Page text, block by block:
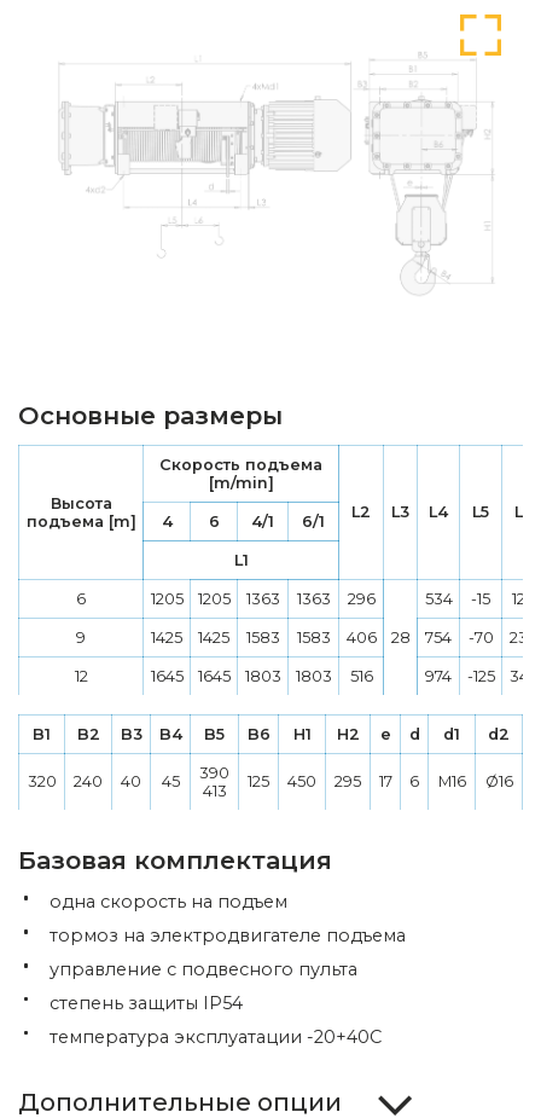
Основные размеры
Высота
подъема [m]
Скорость подъема
[m/min]
L2
L3 L4 L5 L6
4 6 4/1 6/1
L1
6 1205 1205 1363 1363 296
28
534 -15 126
9 1425 1425 1583 1583 406 754 -70 236
12 1645 1645 1803 1803 516 974 -125 346
B1 B2 B3 B4 B5 B6 H1 H2 e d d1 d2
320 240 40 45
390
413
125 450 295 17 6 M16 Ø16
Базовая комплектация
одна скорость на подъем
тормоз на электродвигателе подъема
управление с подвесного пульта
степень защиты IP54
температура эксплуатации -20+40С
Дополнительные опции